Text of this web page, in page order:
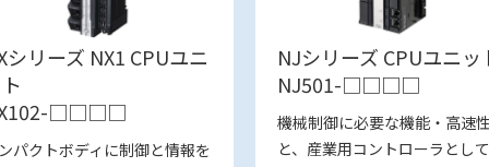
シリーズ NX1 CPUユニ
□□□□
パクトボディに制御と情報を
NJシリーズ CPUユニッ
NJ501-□□□□
機械制御に必要な機能・高速
と、産業用コントローラとし